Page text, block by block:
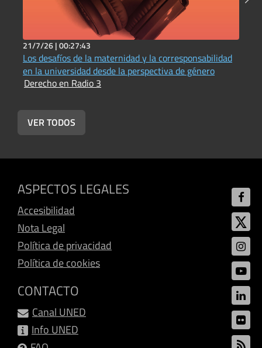
21/7/26 |00:27:43
Los desafíos de la maternidad y la corresponsabilidad
en la universidad desde la perspectiva de género
Derecho en Radio 3
VER TODOS
ASPECTOS LEGALES
Accesibilidad
Nota Legal
Política de privacidad
Política de cookies
CONTACTO
Canal UNED
Info UNED